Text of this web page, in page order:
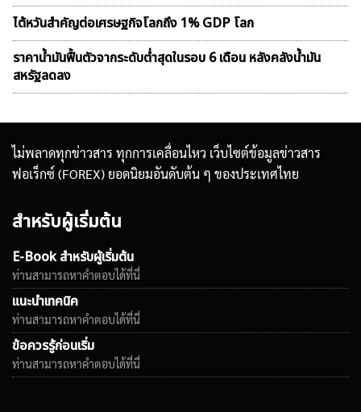
ไต้หวันสำคัญต่อเศรษฐกิจโลกถึง 1% GDP โลก
ราคาน้ำมันฟื้นตัวจากระดับต่ำสุดในรอบ 6 เดือน หลังคลังน้ำมัน
สหรัฐลดลง
ไม่พลาดทุกข่าวสาร ทุกการเคลื่อนไหว เว็บไซต์ข้อมูลข่าวสาร
ฟอเร็กซ์ (FOREX) ยอดนิยมอันดับต้น ๆ ของประเทศไทย
สำหรับผู้เริ่มต้น
E-Book สำหรับผู้เริ่มต้น
ท่านสามารถหาคำตอบได้ที่นี่
แนะนำเทคนิค
ท่านสามารถหาคำตอบได้ที่นี่
ข้อควรรู้ก่อนเริ่ม
ท่านสามารถหาคำตอบได้ที่นี่